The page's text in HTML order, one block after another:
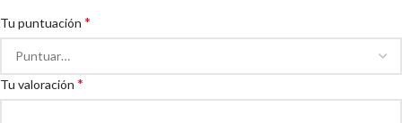
Tu puntuación *
Tu valoración *